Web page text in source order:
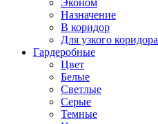
Эконом
Назначение
В коридор
Для узкого коридора
Гардеробные
Цвет
Белые
Светлые
Серые
Темные